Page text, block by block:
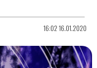
16:02 16.01.2020